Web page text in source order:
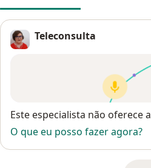
Teleconsulta
Disponibilidade
Este especialista não oferece
O que eu posso fazer agora?